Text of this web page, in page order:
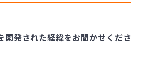
開発された経緯をお聞かせくださ